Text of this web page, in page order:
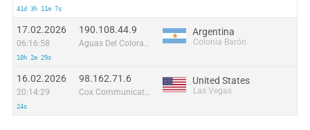
41d 3h 11m 7s
17.02.2026
06:16:58
10h 2m 29s
190.108.44.9
Aguas Del Colorado Sapem
Argentina
Colonia Barón
16.02.2026
20:14:29
24s
98.162.71.6
Cox Communications Inc.
United States
Las Vegas